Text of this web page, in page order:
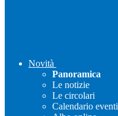
Novità
Panoramica
Le notizie
Le circolari
Calendario eventi